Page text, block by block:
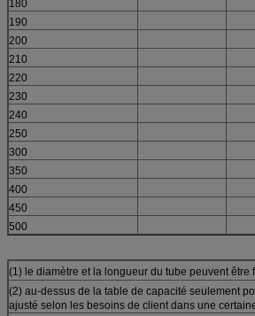
180
190
200
210
220
230
240
250
300
350
400
450
500
(1) le diamètre et la longueur du tube peuvent être
(2) au-dessus de la table de capacité seulement
ajusté selon les besoins de client dans une